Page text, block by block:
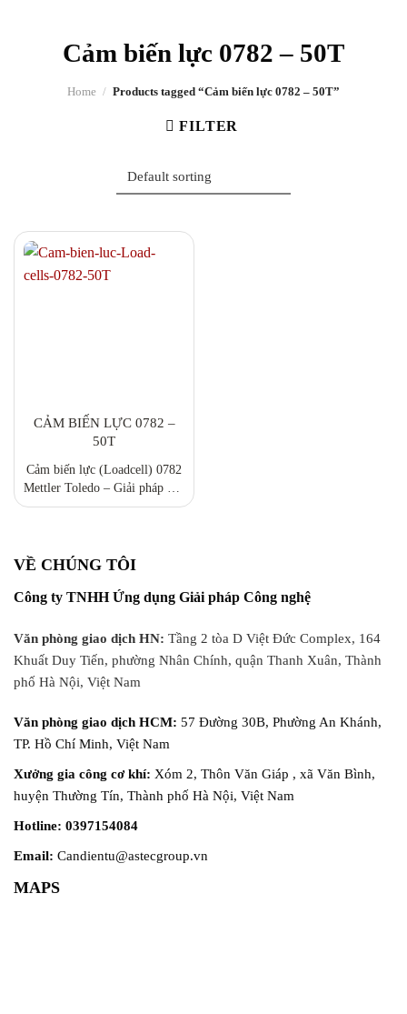
Cảm biến lực 0782 – 50T
Home / Products tagged “Cảm biến lực 0782 – 50T”
FILTER
CẢM BIẾN LỰC 0782 –
50T
Cảm biến lực (Loadcell) 0782
Mettler Toledo – Giải pháp cân
tải trọng lớn, độ chính xác và
kế dạng hình trụ nén hai đầu,
xác tối ưu và tuổi thọ dài lâu
VỀ CHÚNG TÔI
Công ty TNHH Ứng dụng Giải pháp Công nghệ
Văn phòng giao dịch HN: Tầng 2 tòa D Việt Đức Complex, 164
Khuất Duy Tiến, phường Nhân Chính, quận Thanh Xuân, Thành
phố Hà Nội, Việt Nam
Văn phòng giao dịch HCM: 57 Đường 30B, Phường An Khánh,
TP. Hồ Chí Minh, Việt Nam
Xưởng gia công cơ khí: Xóm 2, Thôn Văn Giáp , xã Văn Bình,
huyện Thường Tín, Thành phố Hà Nội, Việt Nam
Hotline: 0397154084
Email: Candientu@astecgroup.vn
MAPS